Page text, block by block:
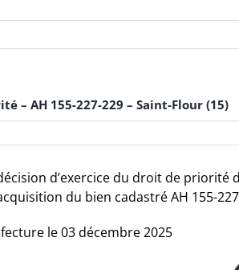
– AH 155-227-229 – Saint-Flour (15)
d’exercice du droit de priorité
du bien cadastré AH 155-
le 03 décembre 2025